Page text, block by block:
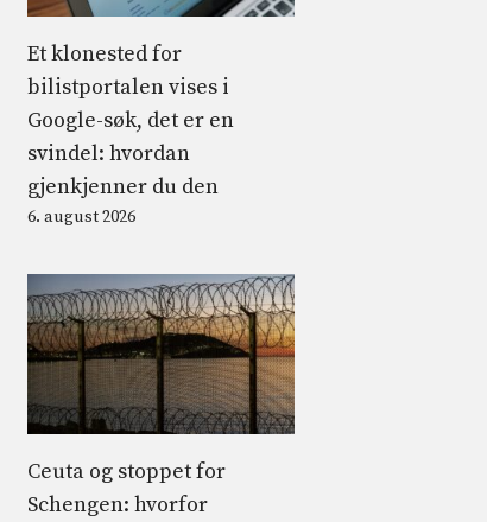
Et klonested for
bilistportalen vises i
Google-søk, det er en
svindel: hvordan
gjenkjenner du den
6. august 2026
Ceuta og stoppet for
Schengen: hvorfor